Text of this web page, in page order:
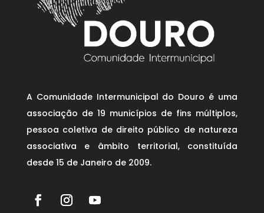
A Comunidade Intermunicipal do Douro é uma
associação de 19 municípios de fins múltiplos,
pessoa coletiva de direito público de natureza
associativa e âmbito territorial, constituída
desde 15 de Janeiro de 2009.